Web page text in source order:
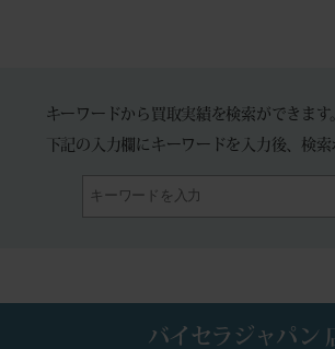
キーワードから買取実績を検索ができます
下記の入力欄にキーワードを入力後、検
バイセラジャパン